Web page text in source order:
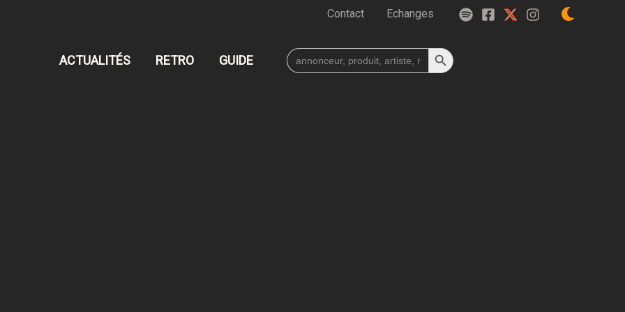
Contact Echanges
ACTUALITÉS RETRO GUIDE
Search
for:
Search Button